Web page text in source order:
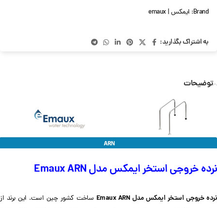
Brand: ایمکس | emaux
به اشتراک بگذارید:
توضیحات
نرده خروجی استخر ایمکس مدل Emaux ARN
نرده خروجی استخر ایمکس مدل Emaux ARN
ساخت کشور چین است. این برند از